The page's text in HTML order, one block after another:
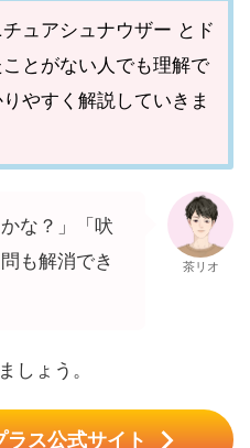
ュアシュナウザー とド
とがない人でも理解で
やすく解説していきま
な？」「吠
も解消でき
茶リオ
しょう。
ラス公式サイト